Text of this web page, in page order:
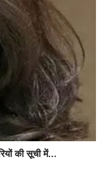
की सूची में...